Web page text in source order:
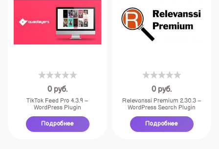
0 руб.
TikTok Feed Pro 4.3.9 –
WordPress Plugin
Подробнее
0 руб.
Relevanssi Premium 2.30.3 –
WordPress Search Plugin
Подробнее